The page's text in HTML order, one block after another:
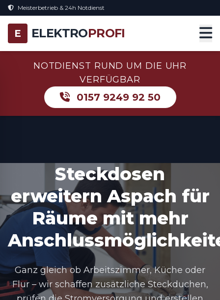
Meisterbetrieb & 24h Notdienst
E ELEKTROPROFI
NOTDIENST RUND UM DIE UHR
VERFÜGBAR
0157 9249 92 50
Steckdosen
erweitern Aspach für
Räume mit mehr
Ganz gleich ob Arbeitszimmer, Küche oder
Flur – wir schaffen zusätzliche Steckduchen,